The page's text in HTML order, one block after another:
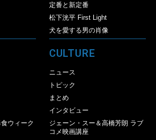
定番と新定番
松下洸平 First Light
犬を愛する男の肖像
ウィーク
CULTURE
ニュース
トピック
まとめ
インタビュー
ジェーン・スー＆高橋芳朗 ラブ
コメ映画講座